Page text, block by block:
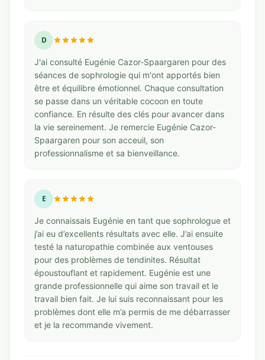
D
J'ai consulté Eugénie Cazor-Spaargaren pour des
séances de sophrologie qui m'ont apportés bien
être et équilibre émotionnel. Chaque consultation
se passe dans un véritable cocoon en toute
confiance. En résulte des clés pour avancer dans
la vie sereinement. Je remercie Eugénie Cazor-
Spaargaren pour son acceuil, son
professionnalisme et sa bienveillance.
E
Je connaissais Eugénie en tant que sophrologue et
j’ai eu d’excellents résultats avec elle. J’ai ensuite
testé la naturopathie combinée aux ventouses
pour des problèmes de tendinites. Résultat
époustouflant et rapidement. Eugénie est une
grande professionnelle qui aime son travail et le
travail bien fait. Je lui suis reconnaissant pour les
problèmes dont elle m’a permis de me débarrasser
et je la recommande vivement.